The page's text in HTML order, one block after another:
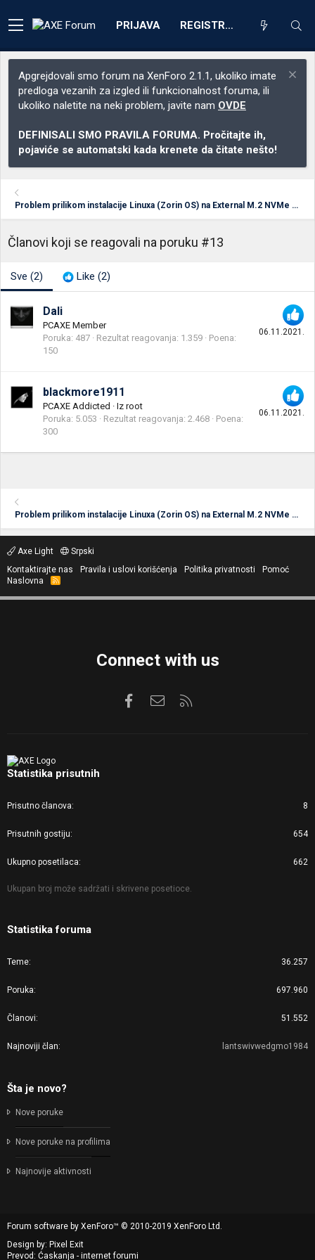
PRIJAVA REGISTRACIJA
Apgrejdovali smo forum na XenForo 2.1.1, ukoliko imate
predloga vezanih za izgled ili funkcionalnost foruma, ili
ukoliko naletite na neki problem, javite nam OVDE
DEFINISALI SMO PRAVILA FORUMA. Pročitajte ih,
pojaviće se automatski kada krenete da čitate nešto!
Problem prilikom instalacije Linuxa (Zorin OS) na External M.2 NVMe Enclosure
Članovi koji se reagovali na poruku #13
Sve (2) Like (2)
06.11.2021.
Dali
PCAXE Member
Poruka 487 Rezultat reagovanja 1.359
Poena
150
06.11.2021.
blackmore1911
PCAXE Addicted · Iz root
Poruka 5.053 Rezultat reagovanja 2.468
Poena
300
Problem prilikom instalacije Linuxa (Zorin OS) na External M.2 NVMe Enclosure
Axe Light
Srpski
Kontaktirajte nas
Pravila i uslovi korišćenja Politika privatnosti
Pomoć
Naslovna
R
S
Connect with us
FacebookKontaktirajte nas
Statistika prisutnih
Prisutno članova 8
Prisutnih gostiju 654
Ukupno posetilaca 662
Ukupan broj može sadržati i skrivene posetioce.
Statistika foruma
Teme 36.257
Poruka 697.960
Članovi 51.552
Najnoviji član lantswivwedgmo1984
Šta je novo?
Nove poruke
Nove poruke na profilima
Najnovije aktivnosti
Forum software by XenForo™ © 2010-2019 XenForo Ltd.
Design by: Pixel Exit
Prevod: Ćaskanja - internet forumi